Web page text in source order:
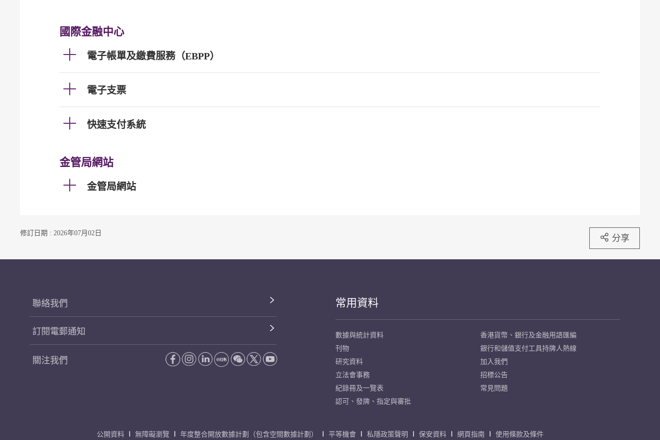
國際金融中心
電子帳單及繳費服務（EBPP）
電子支票
快速支付系統
金管局網站
金管局網站
修訂日期 : 2026年07月02日 分享
聯絡我們
訂閱電郵通知
關注我們
常用資料
數據與統計資料
刊物
研究資料
立法會事務
紀錄冊及一覽表
認可、發牌、指定與審批
香港貨幣、銀行及金融用語匯編
銀行和儲值支付工具持牌人熱線
加入我們
招標公告
常見問題
公開資料 無障礙瀏覽 年度整合開放數據計劃（包含空間數據計劃） 平等機會 私隱政策聲明 保安資料 網頁指南 使用條款及條件